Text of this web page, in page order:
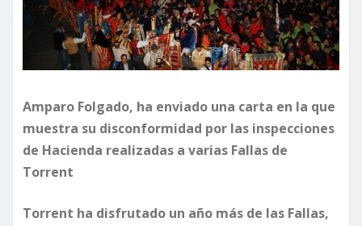
Amparo Folgado, ha enviado una carta en la que
muestra su disconformidad por las inspecciones
de Hacienda realizadas a varias Fallas de
Torrent
Torrent ha disfrutado un año más de las Fallas,